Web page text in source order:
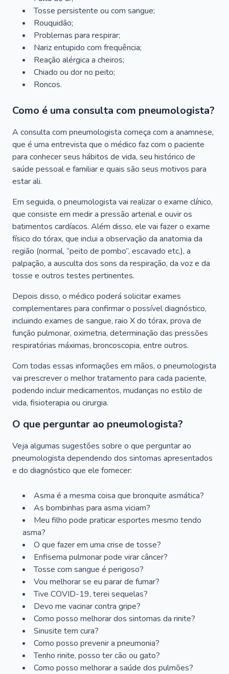
Tosse persistente ou com sangue;
Rouquidão;
Problemas para respirar;
Nariz entupido com frequência;
Reação alérgica a cheiros;
Chiado ou dor no peito;
Roncos.
Como é uma consulta com pneumologista?
A consulta com pneumologista começa com a anamnese,
que é uma entrevista que o médico faz com o paciente
para conhecer seus hábitos de vida, seu histórico de
saúde pessoal e familiar e quais são seus motivos para
estar ali.
Em seguida, o pneumologista vai realizar o exame clínico,
que consiste em medir a pressão arterial e ouvir os
batimentos cardíacos. Além disso, ele vai fazer o exame
físico do tórax, que inclui a observação da anatomia da
região (normal, “peito de pombo”, escavado etc.), a
palpação, a ausculta dos sons da respiração, da voz e da
tosse e outros testes pertinentes.
Depois disso, o médico poderá solicitar exames
complementares para confirmar o possível diagnóstico,
incluindo exames de sangue, raio X do tórax, prova de
função pulmonar, oximetria, determinação das pressões
respiratórias máximas, broncoscopia, entre outros.
Com todas essas informações em mãos, o pneumologista
vai prescrever o melhor tratamento para cada paciente,
podendo incluir medicamentos, mudanças no estilo de
vida, fisioterapia ou cirurgia.
O que perguntar ao pneumologista?
Veja algumas sugestões sobre o que perguntar ao
pneumologista dependendo dos sintomas apresentados
e do diagnóstico que ele fornecer:
Asma é a mesma coisa que bronquite asmática?
As bombinhas para asma viciam?
Meu filho pode praticar esportes mesmo tendo
asma?
O que fazer em uma crise de tosse?
Enfisema pulmonar pode virar câncer?
Tosse com sangue é perigoso?
Vou melhorar se eu parar de fumar?
Tive COVID-19, terei sequelas?
Devo me vacinar contra gripe?
Como posso melhorar dos sintomas da rinite?
Sinusite tem cura?
Como posso prevenir a pneumonia?
Tenho rinite, posso ter cão ou gato?
Como posso melhorar a saúde dos pulmões?